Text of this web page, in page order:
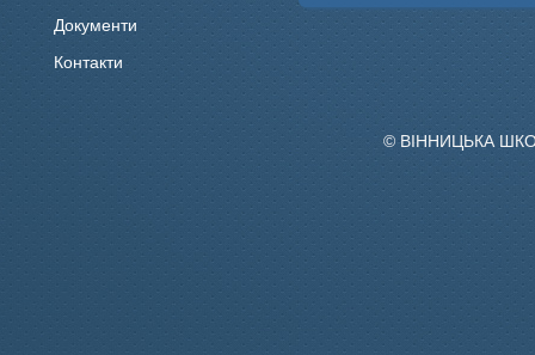
Документи
Контакти
© ВІННИЦЬКА